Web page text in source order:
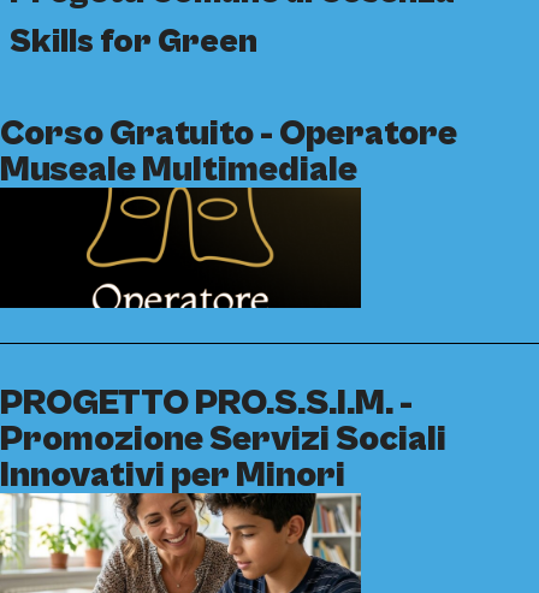
Skills for Green
Corso Gratuito - Operatore
Museale Multimediale
PROGETTO PRO.S.S.I.M. -
Promozione Servizi Sociali
Innovativi per Minori